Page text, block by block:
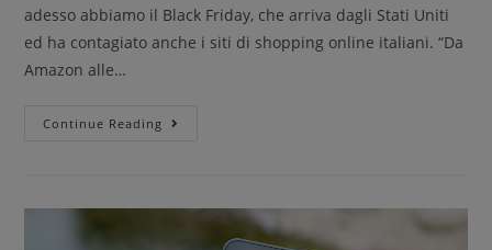
adesso abbiamo il Black Friday, che arriva dagli Stati Uniti
ed ha contagiato anche i siti di shopping online italiani. “Da
Amazon alle…
Continue Reading